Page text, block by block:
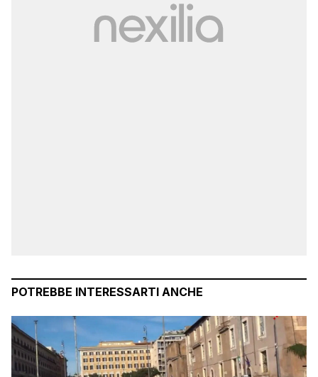
POTREBBE INTERESSARTI ANCHE